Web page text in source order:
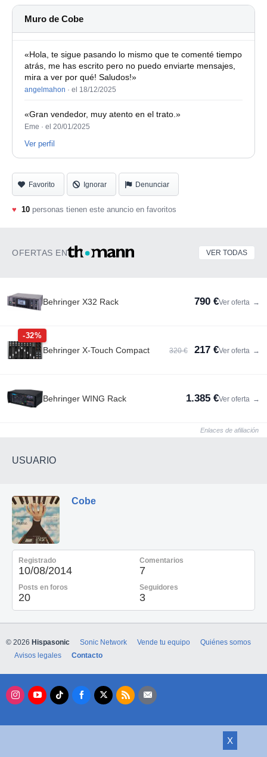
Muro de Cobe
«Hola, te sigue pasando lo mismo que te comenté tiempo
atrás, me has escrito pero no puedo enviarte mensajes,
mira a ver por qué! Saludos!»
angelmahon · el 18/12/2025
«Gran vendedor, muy atento en el trato.»
Eme · el 20/01/2025
Ver perfil
Favorito Ignorar Denunciar
♥ 10 personas tienen este anuncio en favoritos
OFERTAS EN VER TODAS
Behringer X32 Rack 790 €Ver oferta →
-32%
Behringer X-Touch Compact 320 € 217 €Ver oferta →
Behringer WING Rack 1.385 €Ver oferta →
Enlaces de afiliación
USUARIO
Cobe
Registrado
10/08/2014
Comentarios
7
Posts en foros
20
Seguidores
3
X
© 2026 Hispasonic Sonic Network Vende tu equipo
Quiénes somos
Avisos legales
Contacto